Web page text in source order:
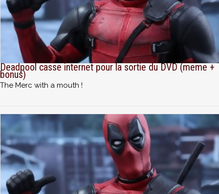
Deadpool casse internet pour la sortie du DVD (meme +
bonus)
The Merc with a mouth !